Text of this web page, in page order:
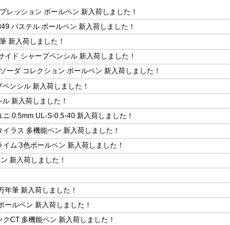
レッション ボールペン 新入荷しました！
パステル ボールペン 新入荷しました！
新入荷しました！
ド シャープペンシル 新入荷しました！
ーダ コレクション ボールペン 新入荷しました！
ンシル 新入荷しました！
新入荷しました！
0.5mm UL-S-0.5-40 新入荷しました！
ラス 多機能ペン 新入荷しました！
ム 3色ボールペン 新入荷しました！
新入荷しました！
年筆 新入荷しました！
ルペン 新入荷しました！
CT 多機能ペン 新入荷しました！